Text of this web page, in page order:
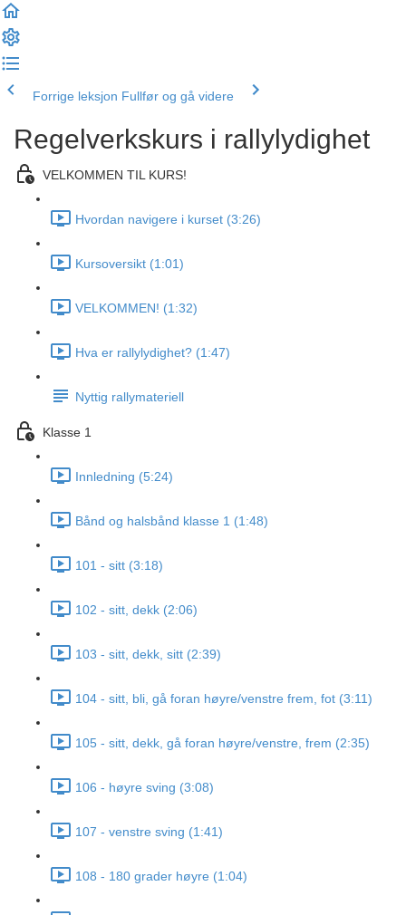
Forrige leksjon Fullfør og gå videre
Regelverkskurs i rallylydighet
VELKOMMEN TIL KURS!
Hvordan navigere i kurset (3:26)
Kursoversikt (1:01)
VELKOMMEN! (1:32)
Hva er rallylydighet? (1:47)
Nyttig rallymateriell
Klasse 1
Innledning (5:24)
Bånd og halsbånd klasse 1 (1:48)
101 - sitt (3:18)
102 - sitt, dekk (2:06)
103 - sitt, dekk, sitt (2:39)
104 - sitt, bli, gå foran høyre/venstre frem, fot (3:11)
105 - sitt, dekk, gå foran høyre/venstre, frem (2:35)
106 - høyre sving (3:08)
107 - venstre sving (1:41)
108 - 180 grader høyre (1:04)